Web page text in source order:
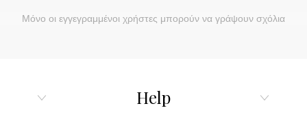
Μόνο οι εγγεγραμμένοι χρήστες μπορούν να γράψουν σχόλια
Help